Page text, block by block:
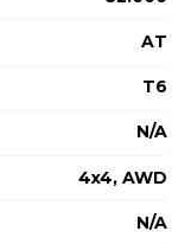
AT
T6
N/A
4x4, AWD
N/A